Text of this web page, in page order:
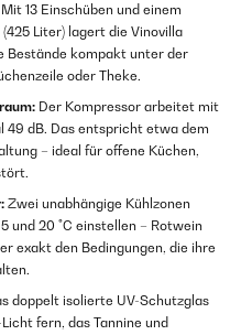
Mit 13 Einschüben und einem
Liter) lagert die Vinovilla
Bestände kompakt unter der
oder Theke.
Der Kompressor arbeitet mit
49 dB. Das entspricht etwa dem
– ideal für offene Küchen,
Zwei unabhängige Kühlzonen
und 20 °C einstellen – Rotwein
exakt den Bedingungen, die ihre
doppelt isolierte UV-Schutzglas
fern, das Tannine und